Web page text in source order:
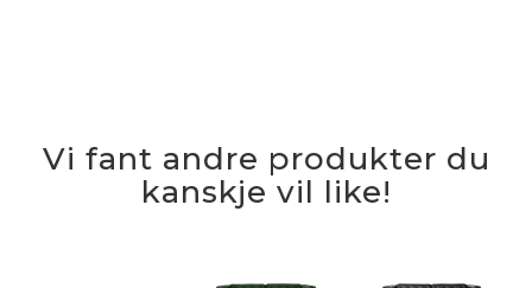
Vi fant andre produkter du
kanskje vil like!